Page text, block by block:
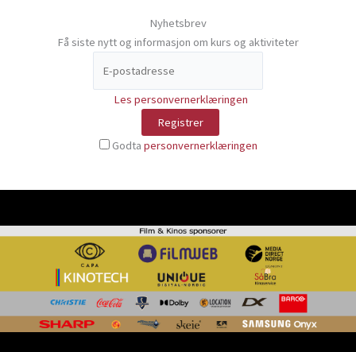
Nyhetsbrev
Få siste nytt og informasjon om kurs og aktiviteter
Les personvernerklæringen
Godta personvernerklæringen